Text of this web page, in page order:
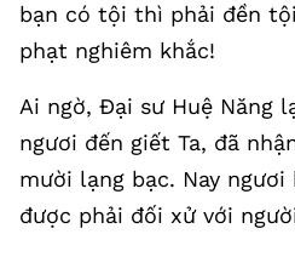
bạn có tội thì phải đền
phạt nghiêm khắc!
Ai ngờ, Đại sư Huệ Năng
ngươi đến giết Ta, đã
mười lạng bạc. Nay
được phải đối xử với